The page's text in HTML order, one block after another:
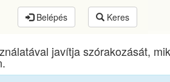
Belépés Keres
egykori diákjai 1954 11A
javítja szórakozását,